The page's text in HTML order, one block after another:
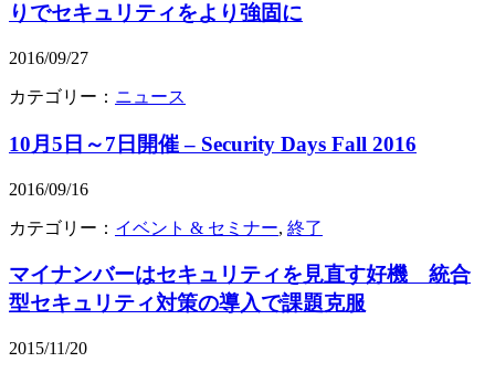
りでセキュリティをより強固に
2016/09/27
カテゴリー： ニュース
10月5日～7日開催 – Security Days Fall 2016
2016/09/16
カテゴリー： イベント & セミナー, 終了
マイナンバーはセキュリティを見直す好機 統合
型セキュリティ対策の導入で課題克服
2015/11/20